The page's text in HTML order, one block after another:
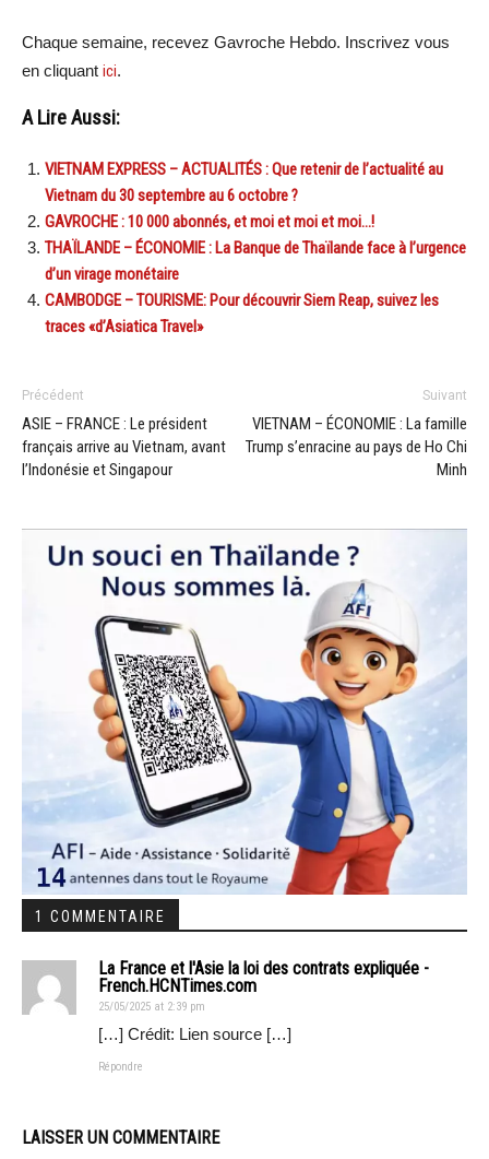
Chaque semaine, recevez Gavroche Hebdo. Inscrivez vous
en cliquant ici.
A Lire Aussi:
VIETNAM EXPRESS – ACTUALITÉS : Que retenir de l’actualité au
Vietnam du 30 septembre au 6 octobre ?
GAVROCHE : 10 000 abonnés, et moi et moi et moi…!
THAÏLANDE – ÉCONOMIE : La Banque de Thaïlande face à l’urgence
d’un virage monétaire
CAMBODGE – TOURISME: Pour découvrir Siem Reap, suivez les
traces «d’Asiatica Travel»
Précédent
ASIE – FRANCE : Le président
français arrive au Vietnam, avant
l’Indonésie et Singapour
Suivant
VIETNAM – ÉCONOMIE : La famille
Trump s’enracine au pays de Ho Chi
Minh
1 COMMENTAIRE
La France et l'Asie la loi des contrats expliquée -
French.HCNTimes.com
25/05/2025 at 2:39 pm
[…] Crédit: Lien source […]
Répondre
LAISSER UN COMMENTAIRE